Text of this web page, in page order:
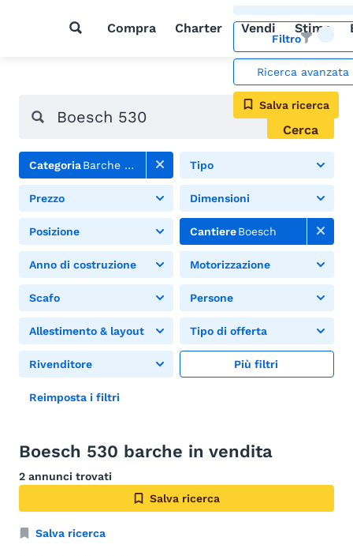
Compra Charter Vendi Stima
Filtro
Ricerca avanzata
Salva ricerca
Cerca
CategoriaBarche a motore Tipo
Prezzo Dimensioni
Posizione CantiereBoesch
Anno di costruzione Motorizzazione
Scafo Persone
Allestimento & layout Tipo di offerta
Rivenditore Più filtri
Reimposta i filtri
Boesch 530 barche in vendita
2 annunci trovati
Salva ricerca
Salva ricerca